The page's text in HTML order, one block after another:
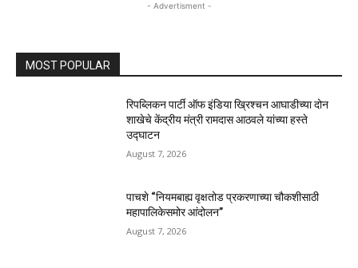
- Advertisment -
MOST POPULAR
रिपब्लिकन पार्टी ऑफ इंडिया ख्रिश्चन आघाडीच्या दोन
शाखेचे केंद्रीय मंत्री रामदास आठवले यांच्या हस्ते
उद्घाटन
August 7, 2026
पाचशे “नियमबाह्य वृक्षतोड प्रकरणाच्या चौकशीसाठी
महापालिकेसमोर आंदोलन”
August 7, 2026